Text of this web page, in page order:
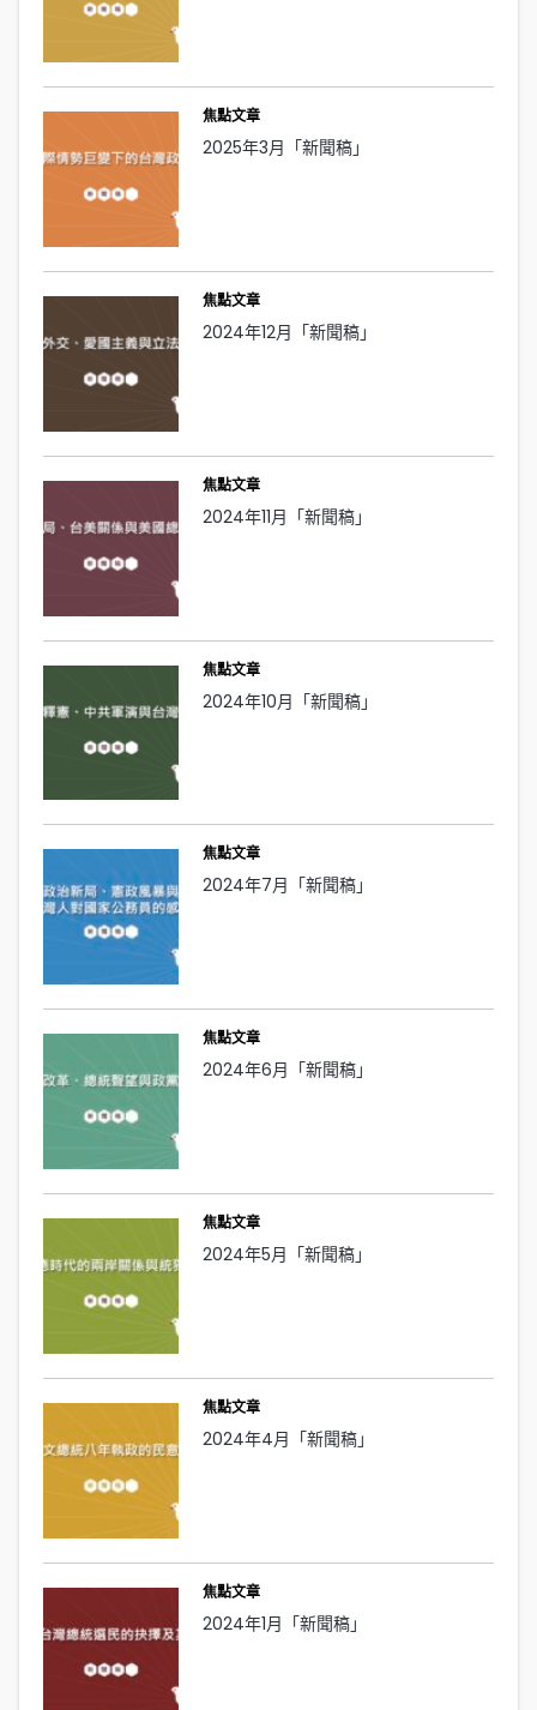
焦點文章
2025年3月「新聞稿」
焦點文章
2024年12月「新聞稿」
焦點文章
2024年11月「新聞稿」
焦點文章
2024年10月「新聞稿」
焦點文章
2024年7月「新聞稿」
焦點文章
2024年6月「新聞稿」
焦點文章
2024年5月「新聞稿」
焦點文章
2024年4月「新聞稿」
焦點文章
2024年1月「新聞稿」